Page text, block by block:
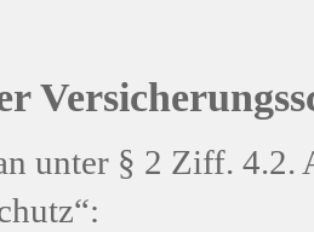
unter § 2 Ziff. 4.2.